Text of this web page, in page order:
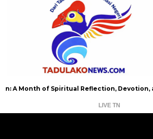
of Spiritual Reflection, Devotion, and
LIVE TN